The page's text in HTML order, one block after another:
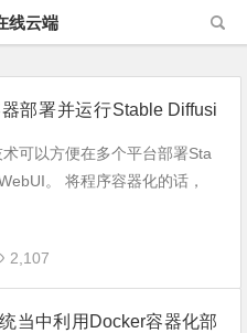
线云端
部署并运行Stable Diffusi
可以方便在多个平台部署Sta
。 将程序容器化的话，
2,107
当中利用Docker容器化部